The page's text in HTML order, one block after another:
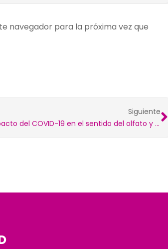
navegador para la próxima vez que
Siguiente
Impacto del COVID-19 en el sentido del olfato y el gusto